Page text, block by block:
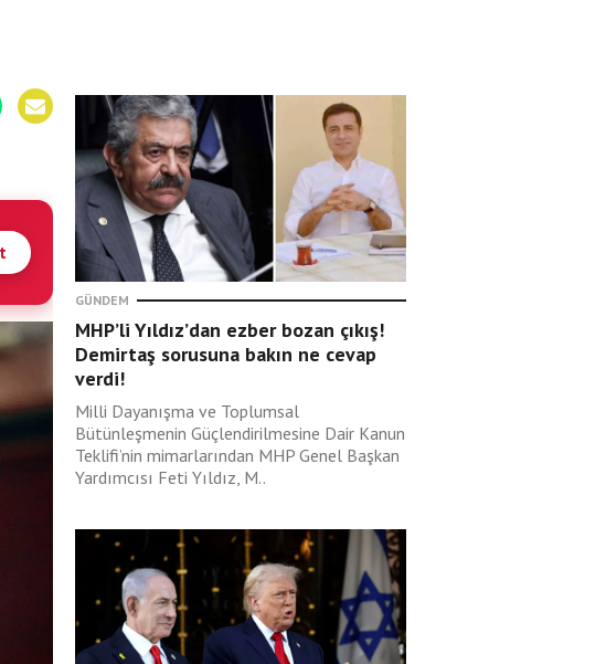
GÜNDEM
MHP’li Yıldız’dan ezber bozan çıkış!
Demirtaş sorusuna bakın ne cevap
verdi!
Milli Dayanışma ve Toplumsal
Bütünleşmenin Güçlendirilmesine Dair Kanun
Teklifi’nin mimarlarından MHP Genel Başkan
Yardımcısı Feti Yıldız, M..